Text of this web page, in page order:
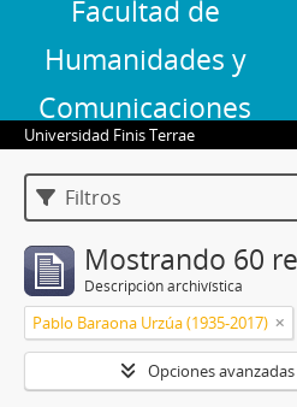
Facultad de
Humanidades y
Comunicaciones
Universidad Finis Terrae
Filtros
Mostrando 60
Descripción archivística
Pablo Baraona Urzúa (1935-2017)
Opciones